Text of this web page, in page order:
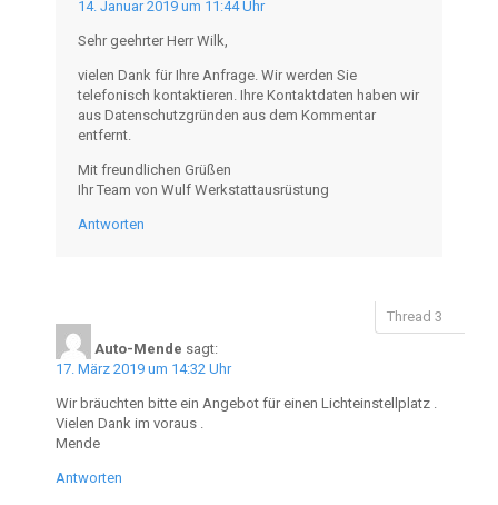
14. Januar 2019 um 11:44 Uhr
Sehr geehrter Herr Wilk,
vielen Dank für Ihre Anfrage. Wir werden Sie
telefonisch kontaktieren. Ihre Kontaktdaten haben wir
aus Datenschutzgründen aus dem Kommentar
entfernt.
Mit freundlichen Grüßen
Ihr Team von Wulf Werkstattausrüstung
Antworten
Auto-Mende sagt:
17. März 2019 um 14:32 Uhr
Wir bräuchten bitte ein Angebot für einen Lichteinstellplatz .
Vielen Dank im voraus .
Mende
Antworten